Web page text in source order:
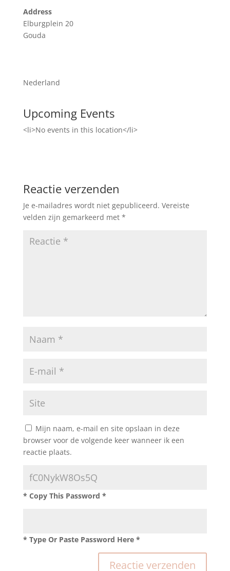
Address
Elburgplein 20
Gouda
Nederland
Upcoming Events
<li>No events in this location</li>
Reactie verzenden
Je e-mailadres wordt niet gepubliceerd. Vereiste
velden zijn gemarkeerd met *
Mijn naam, e-mail en site opslaan in deze
browser voor de volgende keer wanneer ik een
reactie plaats.
* Copy This Password *
* Type Or Paste Password Here *